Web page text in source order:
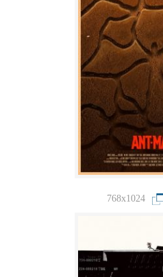
768x1024